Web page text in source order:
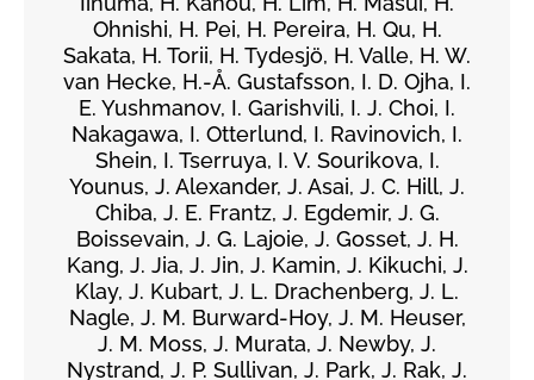
Ohnishi, H. Pei, H. Pereira, H. Qu, H.
Sakata, H. Torii, H. Tydesjö, H. Valle, H. W.
van Hecke, H.-Å. Gustafsson, I. D. Ojha, I.
E. Yushmanov, I. Garishvili, I. J. Choi, I.
Nakagawa, I. Otterlund, I. Ravinovich, I.
Shein, I. Tserruya, I. V. Sourikova, I.
Younus, J. Alexander, J. Asai, J. C. Hill, J.
Chiba, J. E. Frantz, J. Egdemir, J. G.
Boissevain, J. G. Lajoie, J. Gosset, J. H.
Kang, J. Jia, J. Jin, J. Kamin, J. Kikuchi, J.
Klay, J. Kubart, J. L. Drachenberg, J. L.
Nagle, J. M. Burward-Hoy, J. M. Heuser,
J. M. Moss, J. Murata, J. Newby, J.
Nystrand, J. P. Sullivan, J. Park, J. Rak, J.